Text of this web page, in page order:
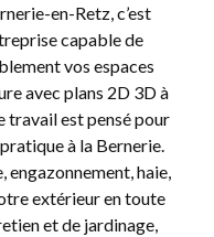
en-Retz, c’est
capable de
vos espaces
avec plans 2D 3D à
travail est pensé pour
à la Bernerie.
engazonnement, haie,
extérieur en toute
et de jardinage,